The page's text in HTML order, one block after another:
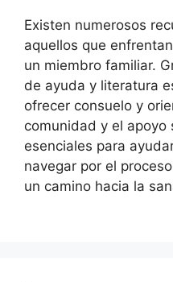
Existen numerosos
aquellos que
un miembro familiar.
de ayuda y literatura
ofrecer consuelo y
comunidad y el apoyo
esenciales para
navegar por el
un camino hacia la